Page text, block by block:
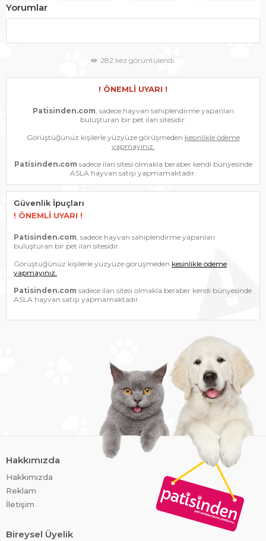
Yorumlar
282 kez görüntülendi.
! ÖNEMLİ UYARI !
Patisinden.com, sadece hayvan sahiplendirme yapanları
buluşturan bir pet ilan sitesidir.
Görüştüğünüz kişilerle yüzyüze görüşmeden kesinlikle ödeme
yapmayınız.
Patisinden.com sadece ilan sitesi olmakla beraber kendi bünyesinde
ASLA hayvan satışı yapmamaktadır.
Güvenlik İpuçları
! ÖNEMLİ UYARI !
Patisinden.com, sadece hayvan sahiplendirme yapanları
buluşturan bir pet ilan sitesidir.
Görüştüğünüz kişilerle yüzyüze görüşmeden kesinlikle ödeme
yapmayınız.
Patisinden.com sadece ilan sitesi olmakla beraber kendi bünyesinde
ASLA hayvan satışı yapmamaktadır.
Hakkımızda
Hakkımızda
Reklam
İletişim
Bireysel Üyelik